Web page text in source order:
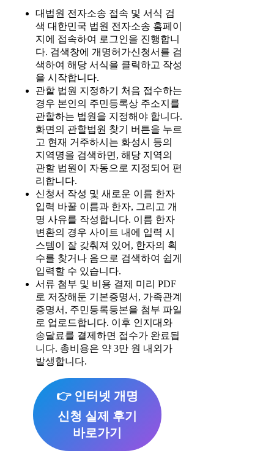
대법원 전자소송 접속 및 서식 검
색 대한민국 법원 전자소송 홈페이
지에 접속하여 로그인을 진행합니
다. 검색창에 개명허가신청서를 검
색하여 해당 서식을 클릭하고 작성
을 시작합니다.
관할 법원 지정하기 처음 접수하는
경우 본인의 주민등록상 주소지를
관할하는 법원을 지정해야 합니다.
화면의 관할법원 찾기 버튼을 누르
고 현재 거주하시는 화성시 등의
지역명을 검색하면, 해당 지역의
관할 법원이 자동으로 지정되어 편
리합니다.
신청서 작성 및 새로운 이름 한자
입력 바꿀 이름과 한자, 그리고 개
명 사유를 작성합니다. 이름 한자
변환의 경우 사이트 내에 입력 시
스템이 잘 갖춰져 있어, 한자의 획
수를 찾거나 음으로 검색하여 쉽게
입력할 수 있습니다.
서류 첨부 및 비용 결제 미리 PDF
로 저장해둔 기본증명서, 가족관계
증명서, 주민등록등본을 첨부 파일
로 업로드합니다. 이후 인지대와
송달료를 결제하면 접수가 완료됩
니다. 총비용은 약 3만 원 내외가
발생합니다.
👉 인터넷 개명
신청 실제 후기
바로가기